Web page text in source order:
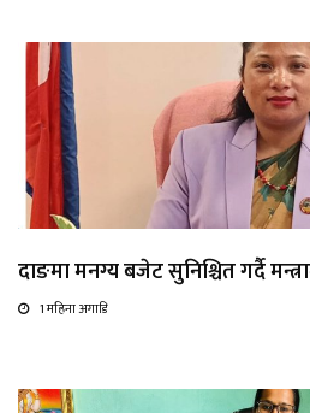
दाङमा मनग्य बजेट सुनिश्चित गर्दै
1 महिना अगाडि